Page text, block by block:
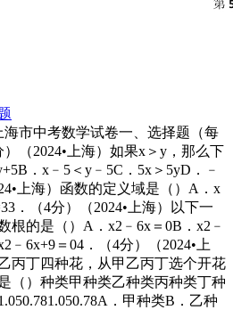
海市中考数学试卷一、选择题（每
（2024•上海）如果x＞y，那么下
．x﹣5＜y﹣5C．5x＞5yD．﹣
上海）函数的定义域是（）A．x
．（4分）（2024•上海）以下一
根的是（）A．x2﹣6x＝0B．x2﹣
＝04．（4分）（2024•上
丙丁四种花，从甲乙丙丁选个开花
（）种类甲种类乙种类丙种类丁种
．甲种类B．乙种